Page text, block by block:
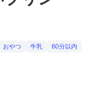
おやつ 牛乳 60分以内